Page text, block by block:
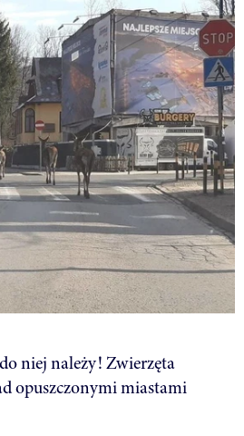
niej należy! Zwierzęta
opuszczonymi miastami